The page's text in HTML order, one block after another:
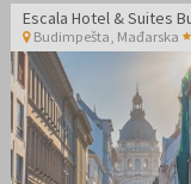
Budimpešta, Mađarska